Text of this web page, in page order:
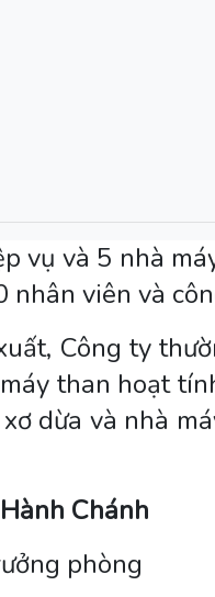
vụ và 5 nhà
nhân viên và
Công ty
than hoạt
dừa và nhà
Chánh
phòng